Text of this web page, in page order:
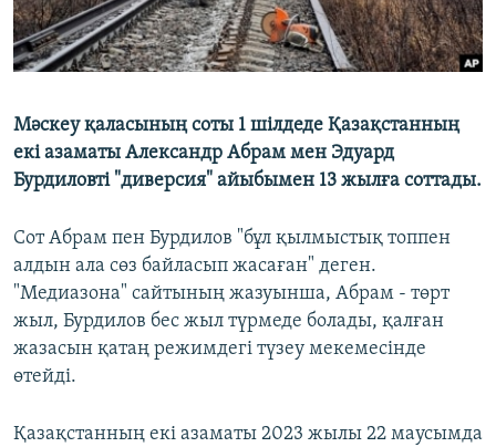
Мәскеу қаласының соты 1 шілдеде Қазақстанның
екі азаматы Александр Абрам мен Эдуард
Бурдиловті "диверсия" айыбымен 13 жылға соттады.
Сот Абрам пен Бурдилов "бұл қылмыстық топпен
алдын ала сөз байласып жасаған" деген.
"Медиазона" сайтының жазуынша, Абрам - төрт
жыл, Бурдилов бес жыл түрмеде болады, қалған
жазасын қатаң режимдегі түзеу мекемесінде
өтейді.
Қазақстанның екі азаматы 2023 жылы 22 маусымда